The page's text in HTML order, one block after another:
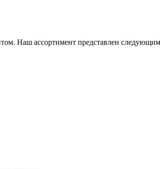
Наш ассортимент представлен